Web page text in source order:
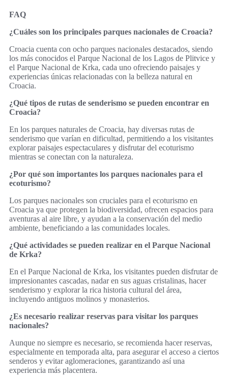
FAQ
¿Cuáles son los principales parques nacionales de Croacia?
Croacia cuenta con ocho parques nacionales destacados, siendo
los más conocidos el Parque Nacional de los Lagos de Plitvice y
el Parque Nacional de Krka, cada uno ofreciendo paisajes y
experiencias únicas relacionadas con la belleza natural en
Croacia.
¿Qué tipos de rutas de senderismo se pueden encontrar en
Croacia?
En los parques naturales de Croacia, hay diversas rutas de
senderismo que varían en dificultad, permitiendo a los visitantes
explorar paisajes espectaculares y disfrutar del ecoturismo
mientras se conectan con la naturaleza.
¿Por qué son importantes los parques nacionales para el
ecoturismo?
Los parques nacionales son cruciales para el ecoturismo en
Croacia ya que protegen la biodiversidad, ofrecen espacios para
aventuras al aire libre, y ayudan a la conservación del medio
ambiente, beneficiando a las comunidades locales.
¿Qué actividades se pueden realizar en el Parque Nacional
de Krka?
En el Parque Nacional de Krka, los visitantes pueden disfrutar de
impresionantes cascadas, nadar en sus aguas cristalinas, hacer
senderismo y explorar la rica historia cultural del área,
incluyendo antiguos molinos y monasterios.
¿Es necesario realizar reservas para visitar los parques
nacionales?
Aunque no siempre es necesario, se recomienda hacer reservas,
especialmente en temporada alta, para asegurar el acceso a ciertos
senderos y evitar aglomeraciones, garantizando así una
experiencia más placentera.